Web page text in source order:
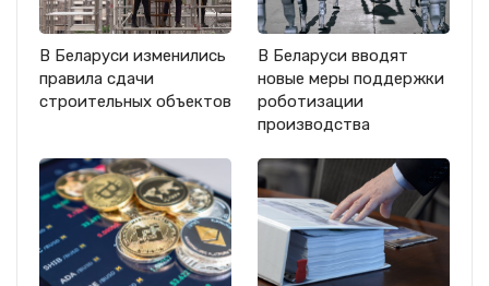
В Беларуси изменились
правила сдачи
строительных объектов
В Беларуси вводят
новые меры поддержки
роботизации
производства